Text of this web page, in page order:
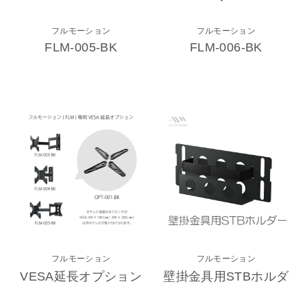
フルモーション
FLM-005-BK
フルモーション
FLM-006-BK
フルモーション
VESA延長オプション
フルモーション
壁掛金具用STBホルダ